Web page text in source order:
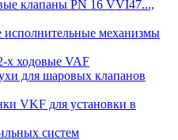
клапаны PN 16 VVI47...,
механизмы
х ходовые VAF
для шаровых клапанов
VKF для установки в
систем